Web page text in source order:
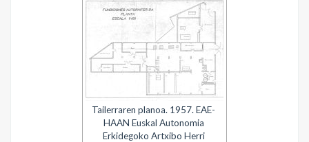
Tailerraren planoa. 1957. EAE-
HAAN Euskal Autonomia
Erkidegoko Artxibo Herri